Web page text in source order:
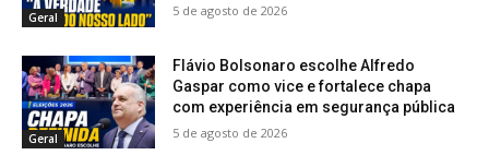
Geral 5 de agosto de 2026
Geral
Flávio Bolsonaro escolhe Alfredo
Gaspar como vice e fortalece chapa
com experiência em segurança pública
5 de agosto de 2026